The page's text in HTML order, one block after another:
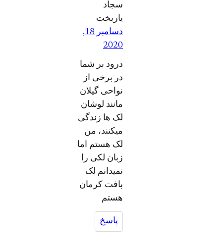
سجاد
یاربخت
دسامبر 18,
2020
درود بر شما
در برخی از
نواحی گیلان
مانند لوشان
لک ها زندگی
میکنند، من
لک هستم اما
زبان لکی را
نمیدانم لک
بافت کرمان
هستم
پاسخ